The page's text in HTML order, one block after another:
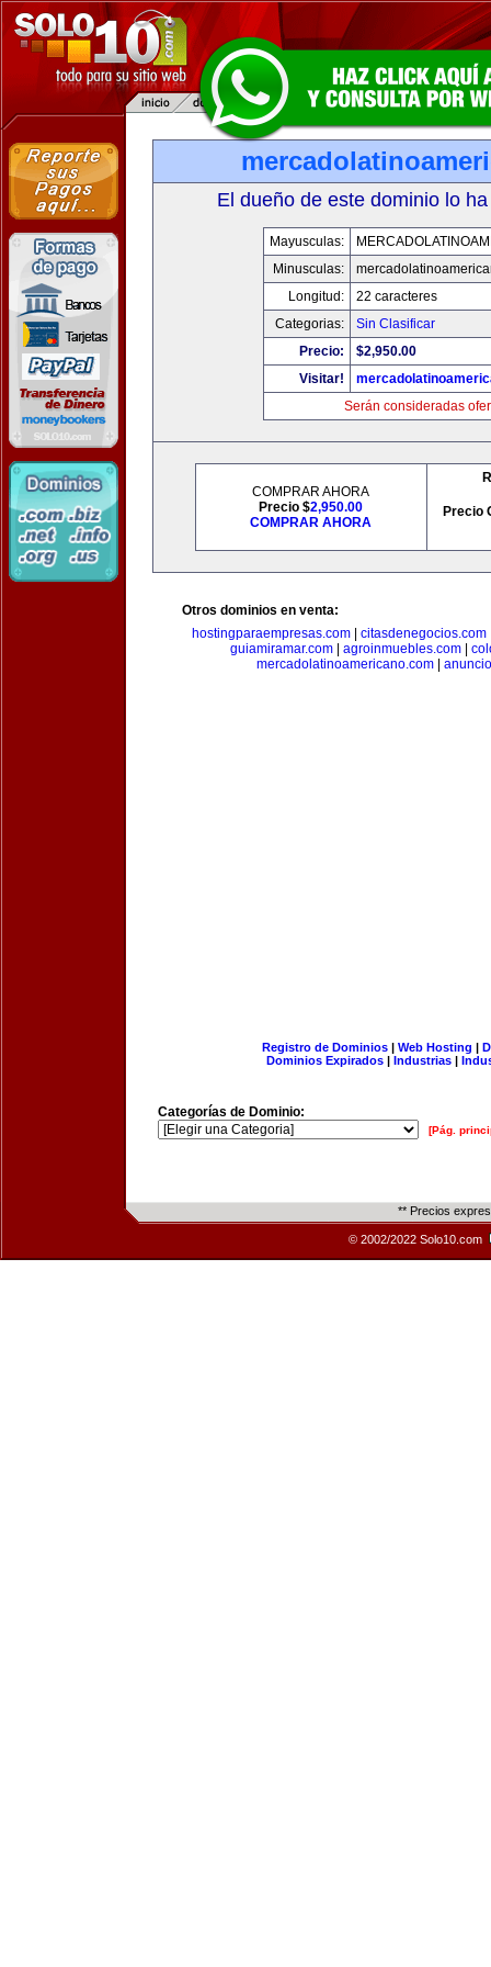
El dueño de este dominio lo
Mayusculas:
Minusculas:
Longitud:
22 caracteres
Categorias:
Sin Clasificar
Precio:
$2,950.00
Visitar!
Serán consideradas
COMPRAR AHORA
Precio $2,950.00
COMPRAR AHORA
Precio
Otros dominios en venta:
hostingparaempresas.com| citasdenegocios.com
guiamiramar.com| agroinmuebles.com|
mercadolatinoamericano.com|
Registro de Dominios| Web Hosting |
Dominios Expirados | Industrias |
Categorías de Dominio:
[Pág.
** Precios
© 2002/2022 Solo10.com